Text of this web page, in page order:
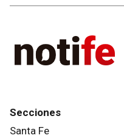
Secciones
Santa Fe